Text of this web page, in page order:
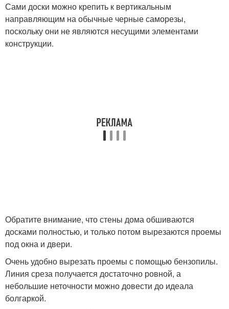
Сами доски можно крепить к вертикальным
направляющим на обычные черные саморезы,
поскольку они не являются несущими элементами
конструкции.
Обратите внимание, что стены дома обшиваются
досками полностью, и только потом вырезаются проемы
под окна и двери.
Очень удобно вырезать проемы с помощью бензопилы.
Линия среза получается достаточно ровной, а
небольшие неточности можно довести до идеала
болгаркой.